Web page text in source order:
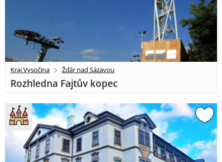
Kraj Vysočina Žďár nad Sázavou
Rozhledna Fajtův kopec